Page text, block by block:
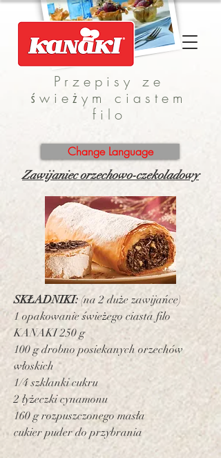
Przepisy ze
świeżym ciastem
filo
Change Language
Zawijaniec orzechowo-czekoladowy
SKŁADNIKI: (na 2 duże zawijańce)
1 opakowanie świeżego ciasta filo
KANAKI 250 g
100 g drobno posiekanych orzechów
włoskich
1/4 szklanki cukru
2 łyżeczki cynamonu
160 g rozpuszczonego masła
cukier puder do przybrania